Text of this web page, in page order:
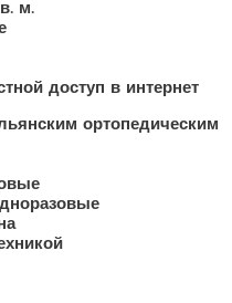
м.
доступ в интернет
ортопедическим